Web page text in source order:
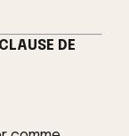
DE